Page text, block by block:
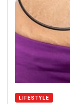
LIFESTYLE